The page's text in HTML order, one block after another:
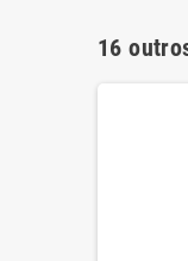
16